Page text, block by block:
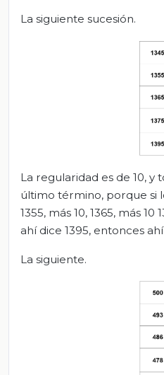
La siguiente sucesión.
La regularidad es de 10, y
último término, porque si
1355, más 10, 1365, más 10
ahí dice 1395, entonces
La siguiente.